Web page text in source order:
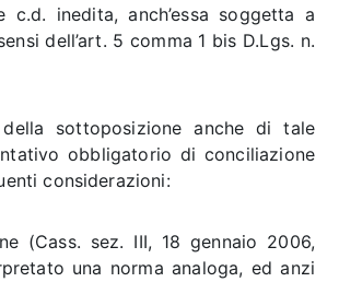
c.d. inedita, anch’essa soggetta a
dell’art. 5 comma 1 bis D.Lgs. n.
sottoposizione anche di tale
obbligatorio di conciliazione
considerazioni:
(Cass. sez. III, 18 gennaio 2006,
una norma analoga, ed anzi